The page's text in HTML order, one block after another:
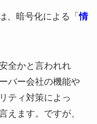
、暗号化による「情
全かと言われれ
バー会社の機能や
ティ対策によっ
えます。ですが、